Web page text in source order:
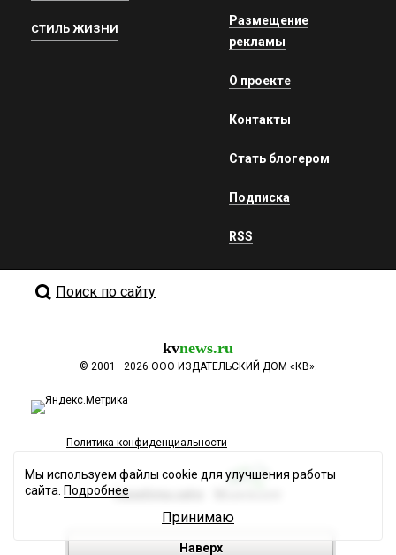
СТИЛЬ ЖИЗНИ
Размещение
рекламы
О проекте
Контакты
Стать блогером
Подписка
RSS
Поиск по сайту
kvnews.ru
© 2001—2026 ООО ИЗДАТЕЛЬСКИЙ ДОМ «КВ».
Политика конфиденциальности
Разработка сайта
Наверх
Мы используем файлы cookie для улучшения работы
сайта. Подробнее
Принимаю